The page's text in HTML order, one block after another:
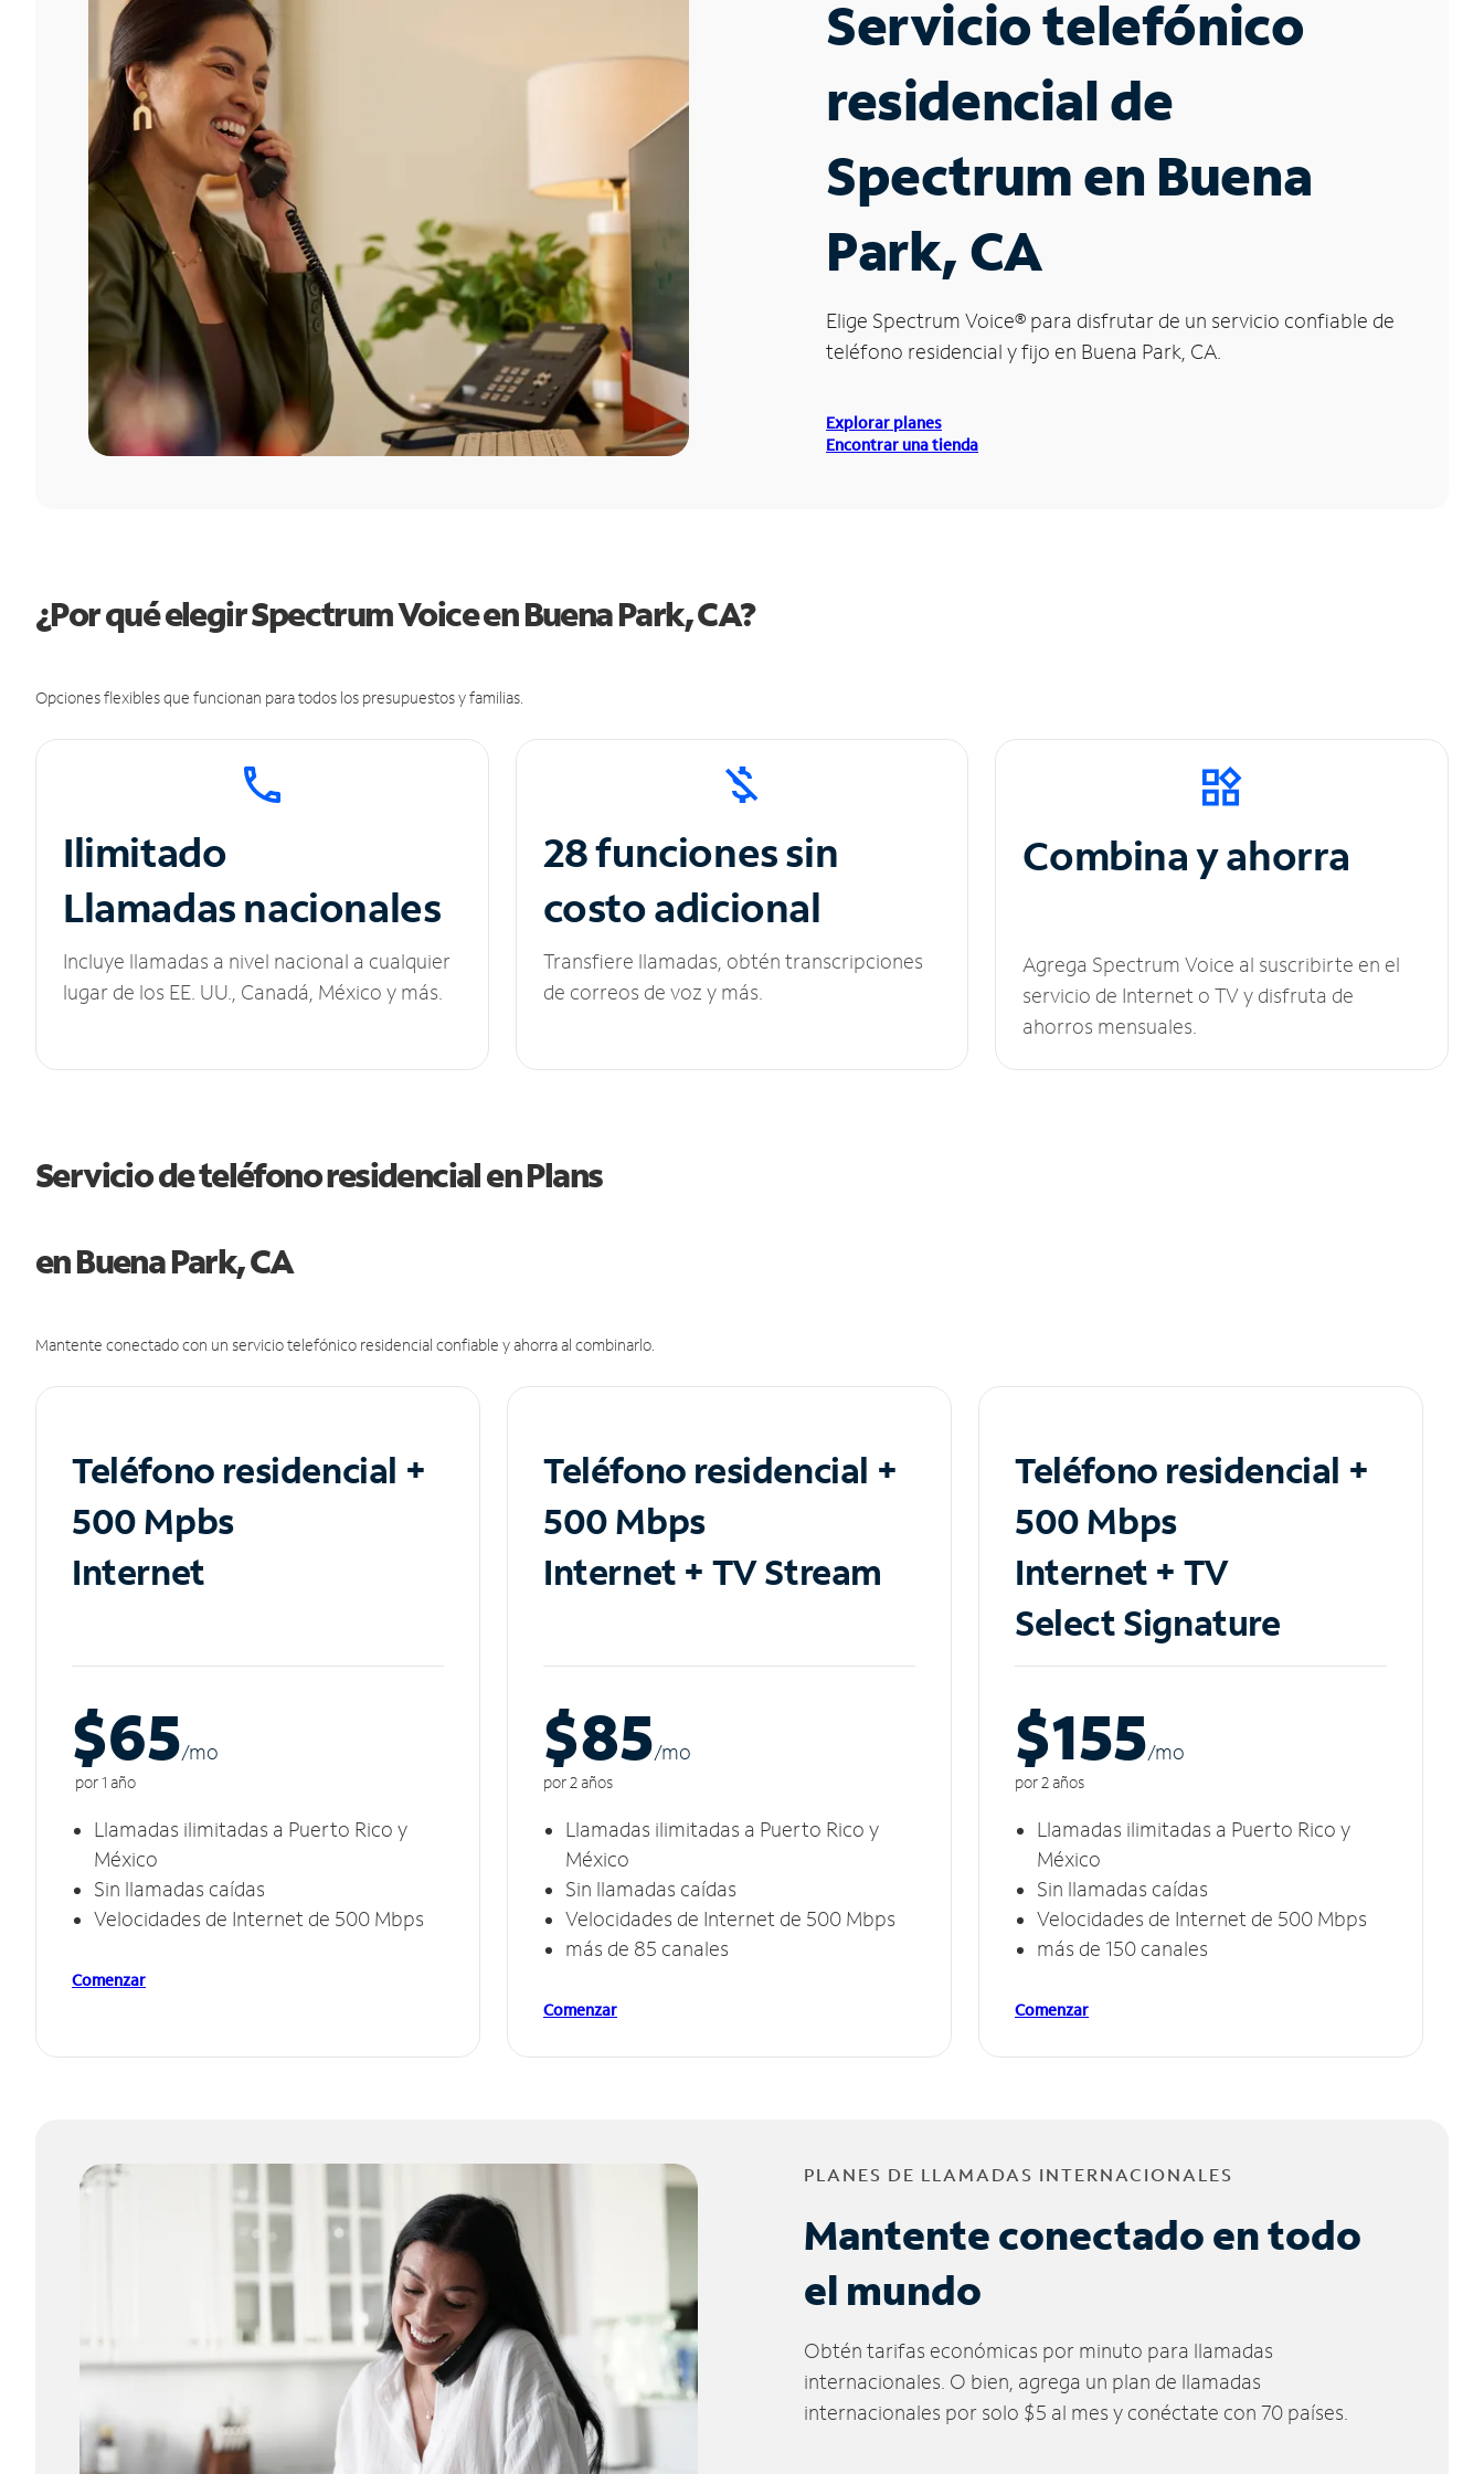
Servicio telefónico
residencial de
Spectrum en Buena
Park, CA
Elige Spectrum Voice® para disfrutar de un servicio confiable de
teléfono residencial y fijo en Buena Park, CA.
Explorar planes
Encontrar una tienda
¿Por qué elegir Spectrum Voice en Buena Park, CA?
Opciones flexibles que funcionan para todos los presupuestos y familias.
Ilimitado
Llamadas nacionales
Incluye llamadas a nivel nacional a cualquier
lugar de los EE. UU., Canadá, México y más.
28 funciones sin
costo adicional
Transfiere llamadas, obtén transcripciones
de correos de voz y más.
Combina y ahorra
Agrega Spectrum Voice al suscribirte en el
servicio de Internet o TV y disfruta de
ahorros mensuales.
Servicio de teléfono residencial en Plans
en Buena Park, CA
Mantente conectado con un servicio telefónico residencial confiable y ahorra al combinarlo.
Teléfono residencial +
500 Mpbs
Internet
$65/mo
por 1 año
Llamadas ilimitadas a Puerto Rico y
México
Sin llamadas caídas
Velocidades de Internet de 500 Mbps
Comenzar
Teléfono residencial +
500 Mbps
Internet + TV Stream
$85/mo
por 2 años
Llamadas ilimitadas a Puerto Rico y
México
Sin llamadas caídas
Velocidades de Internet de 500 Mbps
más de 85 canales
Comenzar
Teléfono residencial +
500 Mbps
Internet + TV
Select Signature
$155/mo
por 2 años
Llamadas ilimitadas a Puerto Rico y
México
Sin llamadas caídas
Velocidades de Internet de 500 Mbps
más de 150 canales
Comenzar
PLANES DE LLAMADAS INTERNACIONALES
Mantente conectado en todo
el mundo
Obtén tarifas económicas por minuto para llamadas
internacionales. O bien, agrega un plan de llamadas
internacionales por solo $5 al mes y conéctate con 70 países.